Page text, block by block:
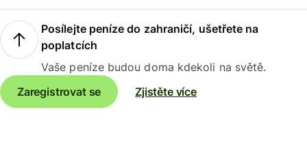
Posílejte peníze do zahraničí, ušetřete na
poplatcích
Vaše peníze budou doma kdekoli na světě.
Zaregistrovat se
Zjistěte více